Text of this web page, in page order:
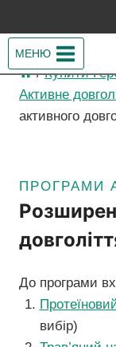
до
вмісту
МЕНЮ
/ Купити
Активне
активного
ПРОГРАМИ
До програми
вибір)